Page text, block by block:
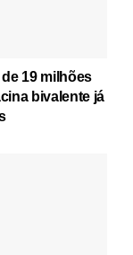
19 milhões
bivalente já